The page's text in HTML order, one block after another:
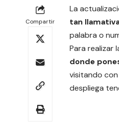
Compartir
La
tan
palabra o
Para realizar
donde
visitando con
despliega